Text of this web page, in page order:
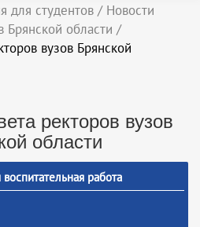
для студентов / Новости
Брянской области /
вузов Брянской
ректоров вузов
области
работа